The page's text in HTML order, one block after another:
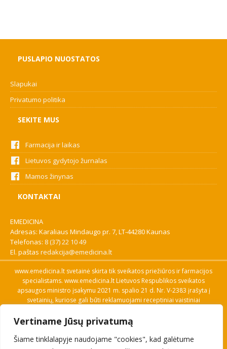
Vertiname Jūsų privatumą
Šiame tinklalapyje naudojame "cookies", kad galėtume
PUSLAPIO NUOSTATOS
Slapukai
Privatumo politika
SEKITE MUS
Farmacija ir laikas
Lietuvos gydytojo žurnalas
Mamos žinynas
KONTAKTAI
EMEDICINA
Adresas: Karaliaus Mindaugo pr. 7, LT-44280 Kaunas
Telefonas: 8 (37) 22 10 49
El. paštas redakcija@emedicina.lt
www.emedicina.lt svetainė skirta tik sveikatos priežiūros ir farmacijos
specialistams. www.emedicina.lt Lietuvos Respublikos sveikatos
apsaugos ministro įsakymu 2021 m. spalio 21 d. Nr. V-2383 įrašyta į
svetainių, kuriose gali būti reklamuojami receptiniai vaistiniai
savo profesinę kvalifikaciją. Naudingos nuorodos: Vaistų ir medicinos
pagalbos priemonių kainų paieška, VVKT tinklalapis, Sveikatos
priežiūros ar farmacijos specialisto pranešimo apie įtariamą